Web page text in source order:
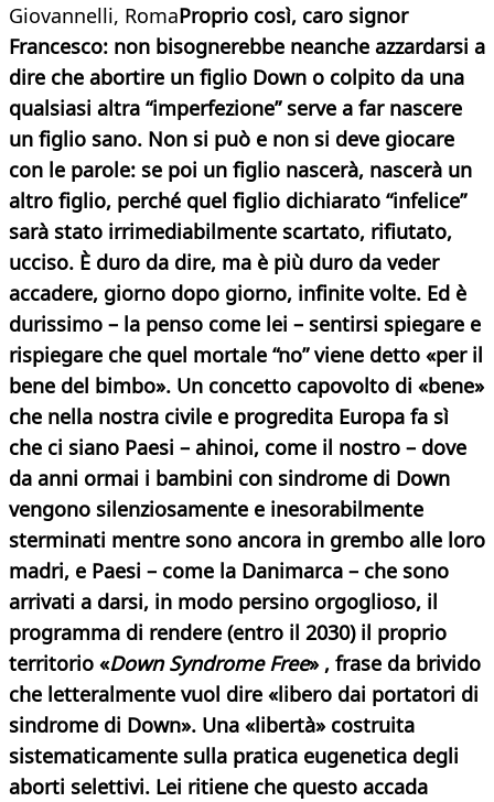
Giovannelli, RomaProprio così, caro signor
Francesco: non bisognerebbe neanche azzardarsi a
dire che abortire un figlio Down o colpito da una
qualsiasi altra “imperfezione” serve a far nascere
un figlio sano. Non si può e non si deve giocare
con le parole: se poi un figlio nascerà, nascerà un
altro figlio, perché quel figlio dichiarato “infelice”
sarà stato irrimediabilmente scartato, rifiutato,
ucciso. È duro da dire, ma è più duro da veder
accadere, giorno dopo giorno, infinite volte. Ed è
durissimo – la penso come lei – sentirsi spiegare e
rispiegare che quel mortale “no” viene detto «per il
bene del bimbo». Un concetto capovolto di «bene»
che nella nostra civile e progredita Europa fa sì
che ci siano Paesi – ahinoi, come il nostro – dove
da anni ormai i bambini con sindrome di Down
vengono silenziosamente e inesorabilmente
sterminati mentre sono ancora in grembo alle loro
madri, e Paesi – come la Danimarca – che sono
arrivati a darsi, in modo persino orgoglioso, il
programma di rendere (entro il 2030) il proprio
territorio «Down Syndrome Free» , frase da brivido
che letteralmente vuol dire «libero dai portatori di
sindrome di Down». Una «libertà» costruita
sistematicamente sulla pratica eugenetica degli
aborti selettivi. Lei ritiene che questo accada